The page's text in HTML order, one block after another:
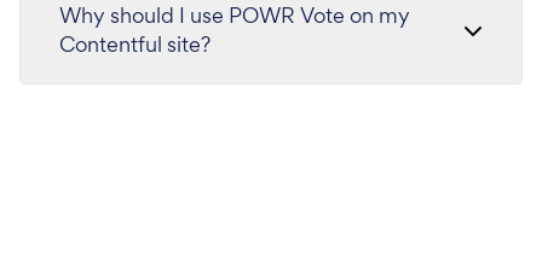
Why should I use POWR Vote on my
Contentful site?